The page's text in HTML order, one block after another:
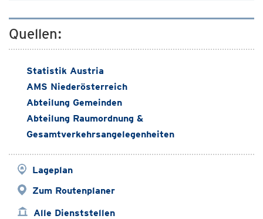
Quellen:
Statistik Austria
AMS Niederösterreich
Abteilung Gemeinden
Abteilung Raumordnung &
Gesamtverkehrsangelegenheiten
Lageplan
Zum Routenplaner
Alle Dienststellen